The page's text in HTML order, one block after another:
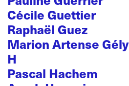
Cécile Guettier
Raphaël Guez
Marion Artense Gély
H
Pascal Hachem